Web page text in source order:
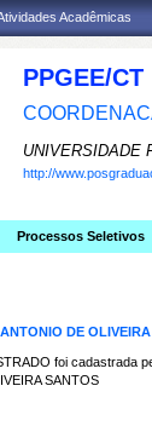
Acadêmicas
PPGEE/CT
UNIVERSIDADE
http://
Processos Seletivos
DE
foi cadastrada
SANTOS